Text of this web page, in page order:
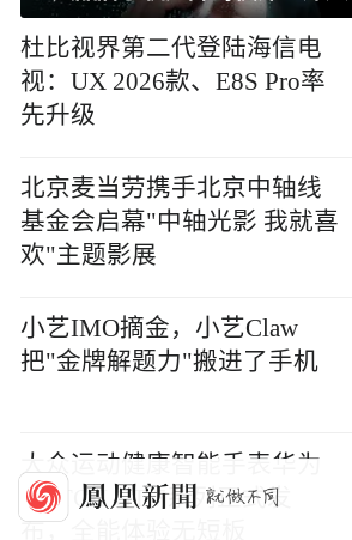
杜比视界第二代登陆海信电
视：UX 2026款、E8S Pro率
先升级
北京麦当劳携手北京中轴线
基金会启幕"中轴光影 我就喜
欢"主题影展
小艺IMO摘金，小艺Claw
把"金牌解题力"搬进了手机
大众运动健康智能手表华为
WATCH GT 7系列正式发
布，全能体验无短板